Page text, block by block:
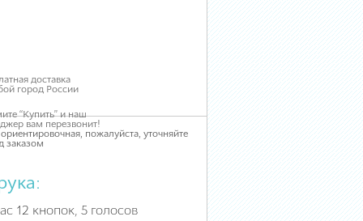
доставка
город России
“Купить” и наш
вам перезвонит!
пожалуйста, уточняйте
заказом
12 кнопок, 5 голосов